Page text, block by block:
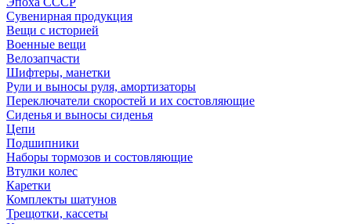
Сувенирная продукция
Вещи с историей
Военные вещи
Велозапчасти
Шифтеры, манетки
Рули и выносы руля, амортизаторы
Переключатели скоростей и их состовляющие
Сиденья и выносы сиденья
Цепи
Подшипники
Наборы тормозов и состовляющие
Втулки колес
Каретки
Комплекты шатунов
Трещотки, кассеты